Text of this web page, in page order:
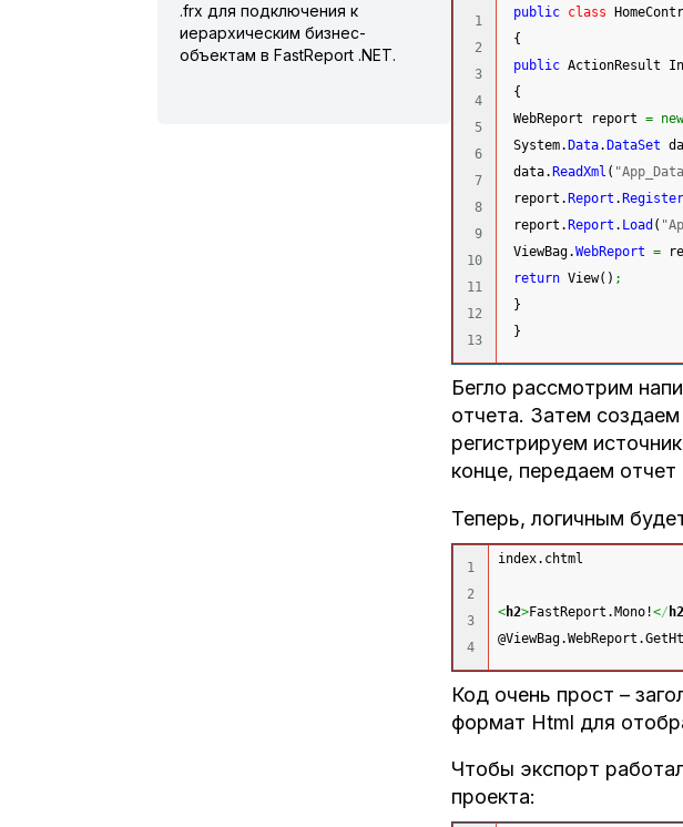
1
2
3
4
5
6
7
8
9
10
11
12
public class
{
public ActionResult
{
WebReport report = new
System. Data. DataSet
data. ReadXml (
report. Report .
report. Report . Load (
ViewBag.WebReport =
return View( ) ;
}
}
Бегло рассмотрим
отчета. Затем
регистрируем
конце, передаем отчет
Теперь, логичным
1
2
3
index.chtml
<h2>FastReport.Mono!</ h2
Код очень прост –
формат Html для
Чтобы экспорт
проекта:
.frx для подключения к
иерархическим бизнес-
объектам в FastReport .NET.